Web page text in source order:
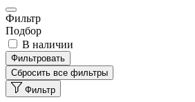
Фильтр
Подбор
В наличии
Фильтровать
Сбросить все фильтры
Фильтр